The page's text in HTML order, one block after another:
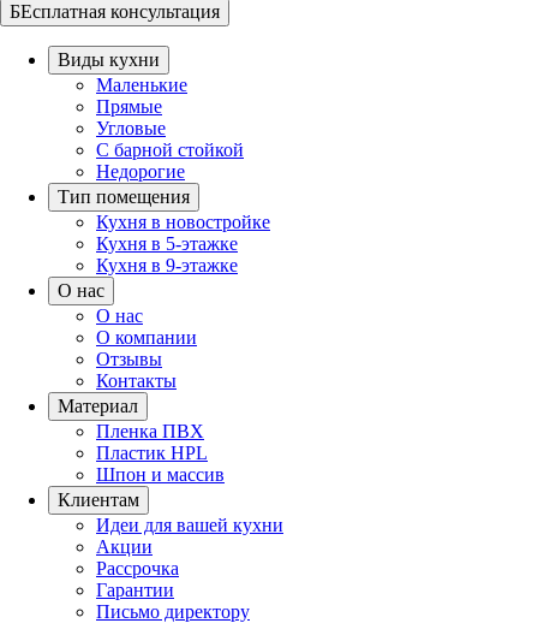
БЕсплатная консультация
Виды кухни
Маленькие
Прямые
Угловые
С барной стойкой
Недорогие
Тип помещения
Кухня в новостройке
Кухня в 5-этажке
Кухня в 9-этажке
О нас
О нас
О компании
Отзывы
Контакты
Материал
Пленка ПВХ
Пластик HPL
Шпон и массив
Клиентам
Идеи для вашей кухни
Акции
Рассрочка
Гарантии
Письмо директору